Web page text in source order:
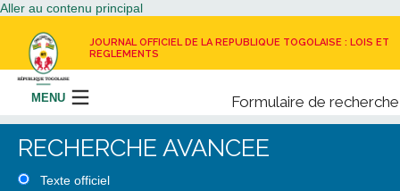
Aller au contenu principal
JOURNAL OFFICIEL DE LA REPUBLIQUE TOGOLAISE : LOIS ET
REGLEMENTS
Formulaire de recherche
Rechercher
MENU
LE JOURNAL OFFICIEL
RECHERCHE AVANCEE
Texte officiel